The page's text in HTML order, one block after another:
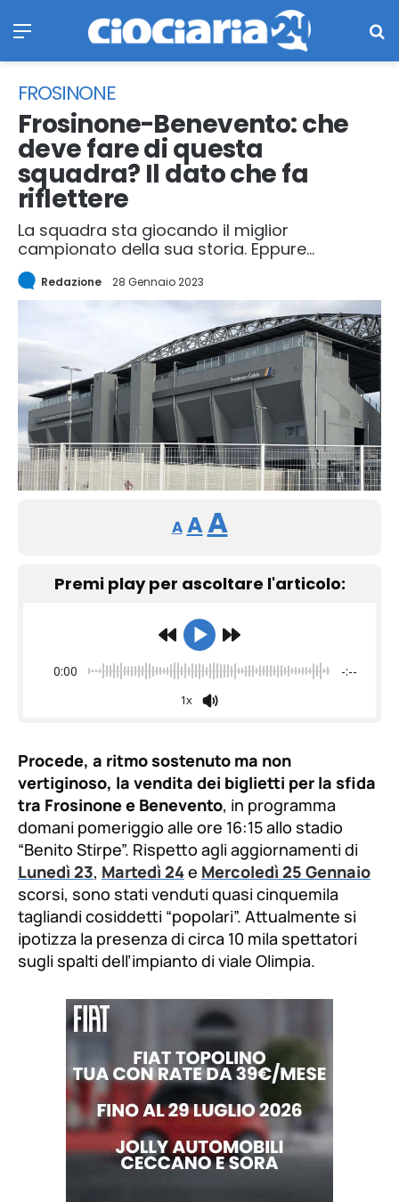
FROSINONE
Frosinone-Benevento: che
deve fare di questa
squadra? Il dato che fa
riflettere
La squadra sta giocando il miglior
campionato della sua storia. Eppure...
Redazione 28 Gennaio 2023
A
Reducir
tamaño
fuente.
A Restablecer
de
fuente
AAumentar
tamaño
fuente.
Premi play per ascoltare l'articolo:
0:00 -:--
1x
Procede, a ritmo sostenuto ma non
vertiginoso, la vendita dei biglietti per la sfida
tra Frosinone e Benevento, in programma
domani pomeriggio alle ore 16:15 allo stadio
“Benito Stirpe”. Rispetto agli aggiornamenti di
Lunedì 23, Martedì 24e Mercoledì 25 Gennaio
scorsi, sono stati venduti quasi cinquemila
tagliandi cosiddetti “popolari”. Attualmente si
ipotizza la presenza di circa 10 mila spettatori
sugli spalti dell’impianto di viale Olimpia.